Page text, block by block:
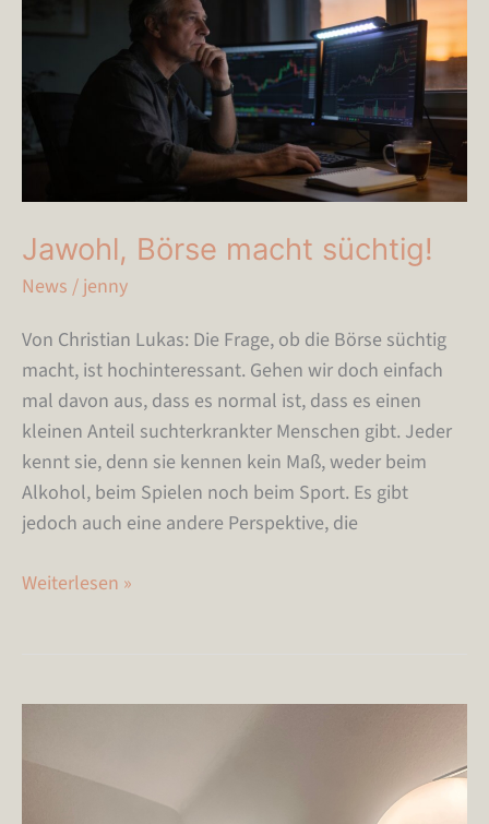
Jawohl, Börse macht süchtig!
News / jenny
Von Christian Lukas: Die Frage, ob die Börse süchtig
macht, ist hochinteressant. Gehen wir doch einfach
mal davon aus, dass es normal ist, dass es einen
kleinen Anteil suchterkrankter Menschen gibt. Jeder
kennt sie, denn sie kennen kein Maß, weder beim
Alkohol, beim Spielen noch beim Sport. Es gibt
jedoch auch eine andere Perspektive, die
Weiterlesen »